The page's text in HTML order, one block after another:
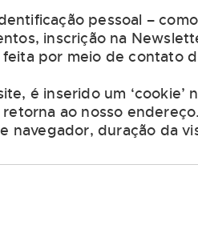
pessoal –
inscrição na
por meio de contato
é inserido um ‘cookie’
ao nosso
duração da